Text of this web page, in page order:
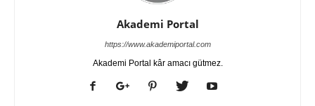
Akademi Portal
https://www.akademiportal.com
Akademi Portal kâr amacı gütmez.